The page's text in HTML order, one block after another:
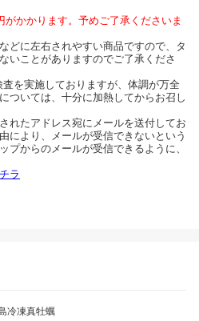
かかります。予めご了承くださいま
どに左右されやすい商品ですので、タ
いことがありますのでご了承くださ
を実施しておりますが、体調が万全
ついては、十分に加熱してからお召し
れたアドレス宛にメールを送付してお
により、メールが受信できないという
プからのメールが受信できるように、
ラ
冷凍真牡蠣